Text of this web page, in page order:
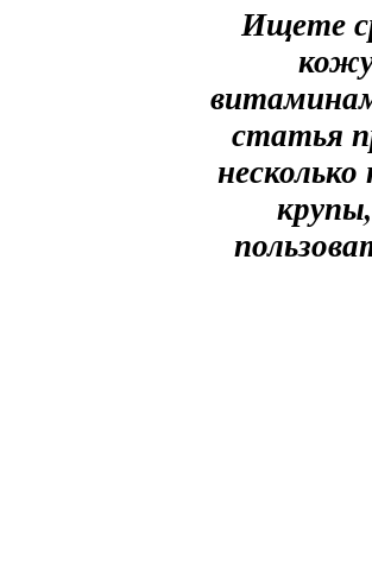
Ищете
статья